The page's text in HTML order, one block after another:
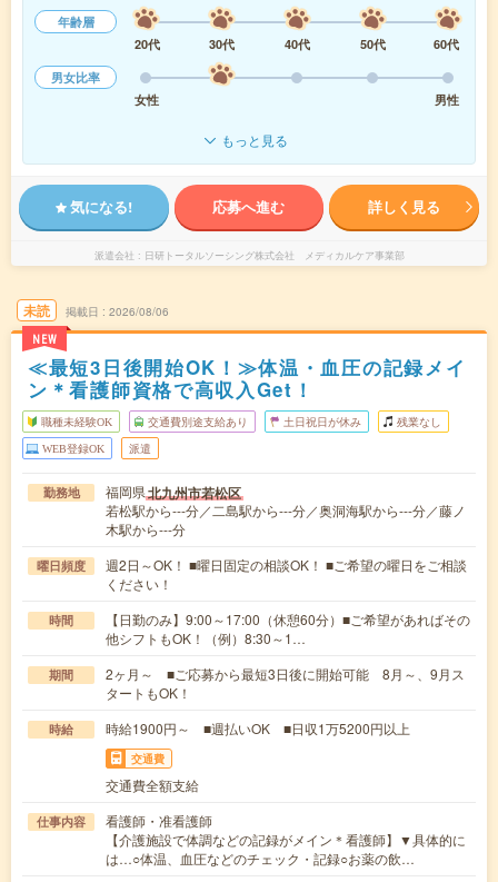
年齢層
20代
30代 40代 50代
60代
男女比率
女性
男性
もっと見る
気になる! 応募へ進む 詳しく見る
派遣会社 日研トータルソーシング株式会社 メディカルケア事業部
未読
NEW
掲載日 2026/08/06
≪最短3日後開始OK！≫体温・血圧の記録メイ
ン＊看護師資格で高収入Get！
職種未経験OK 交通費別途支給あり 土日祝日が休み 残業なし
WEB登録OK 派遣
勤務地 福岡県北九州市若松区
若松駅から---分／二島駅から---分／奥洞海駅から---分／藤ノ
木駅から---分
曜日頻度
週2日～OK！ ■曜日固定の相談OK！ ■ご希望の曜日をご相談
ください！
時間
【日勤のみ】9:00～17:00（休憩60分）■ご希望があればその
他シフトもOK！（例）8:30～1…
期間
2ヶ月～ ■ご応募から最短3日後に開始可能 8月～、9月ス
タートもOK！
時給 時給1900円～ ■週払いOK ■日収1万5200円以上
交通費
交通費全額支給
仕事内容
看護師・准看護師
【介護施設で体調などの記録がメイン＊看護師】▼具体的に
は…○体温、血圧などのチェック・記録○お薬の飲…